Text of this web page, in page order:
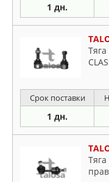
1 дн.
Срок поставки
1 дн.